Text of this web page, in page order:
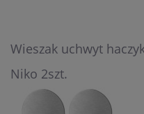
Wieszak uchwyt
Niko 2szt.